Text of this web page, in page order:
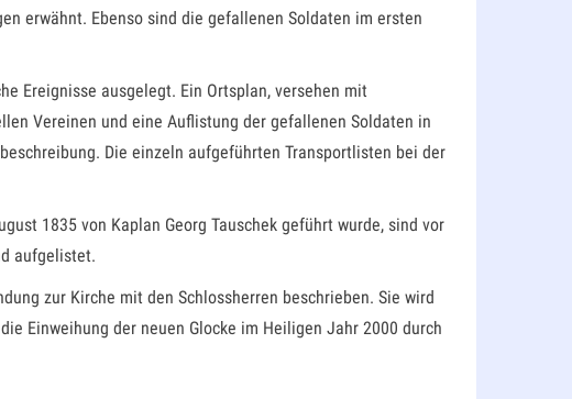
erwähnt. Ebenso sind die gefallenen Soldaten im ersten
Ereignisse ausgelegt. Ein Ortsplan, versehen mit
Vereinen und eine Auflistung der gefallenen Soldaten in
Die einzeln aufgeführten Transportlisten bei der
1835 von Kaplan Georg Tauschek geführt wurde, sind vor
aufgelistet.
zur Kirche mit den Schlossherren beschrieben. Sie wird
Einweihung der neuen Glocke im Heiligen Jahr 2000 durch